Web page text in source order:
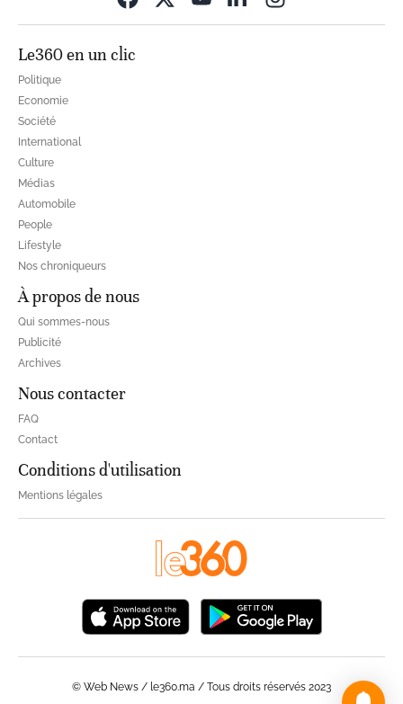
Le360 en un clic
Politique
Economie
Société
International
Culture
Médias
Automobile
People
Lifestyle
Nos chroniqueurs
À propos de nous
Qui sommes-nous
Publicité
Archives
Nous contacter
FAQ
Contact
Conditions d'utilisation
Mentions légales
© Web News / le360.ma / Tous droits réservés 2023